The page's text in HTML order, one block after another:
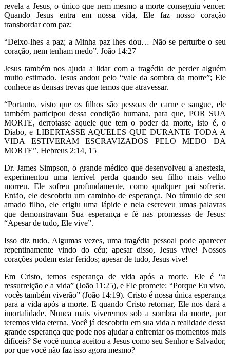
revela a Jesus, o único que nem mesmo a morte conseguiu vencer.
Quando Jesus entra em nossa vida, Ele faz nosso coração
transbordar com paz:
“Deixo-lhes a paz; a Minha paz lhes dou… Não se perturbe o seu
coração, nem tenham medo”. João 14:27
Jesus também nos ajuda a lidar com a tragédia de perder alguém
muito estimado. Jesus andou pelo “vale da sombra da morte”; Ele
conhece as densas trevas que temos que atravessar.
“Portanto, visto que os filhos são pessoas de carne e sangue, ele
também participou dessa condição humana, para que, POR SUA
MORTE, derrotasse aquele que tem o poder da morte, isto é, o
Diabo, e LIBERTASSE AQUELES QUE DURANTE TODA A
VIDA ESTIVERAM ESCRAVIZADOS PELO MEDO DA
MORTE”. Hebreus 2:14, 15
Dr. James Simpson, o grande médico que desenvolveu a anestesia,
experimentou uma terrível perda quando seu filho mais velho
morreu. Ele sofreu profundamente, como qualquer pai sofreria.
Então, ele descobriu um caminho de esperança. No túmulo de seu
amado filho, ele erigiu uma lápide e nela escreveu umas palavras
que demonstravam Sua esperança e fé nas promessas de Jesus:
“Apesar de tudo, Ele vive”.
Isso diz tudo. Algumas vezes, uma tragédia pessoal pode aparecer
repentinamente vindo do céu; apesar disso, Jesus vive! Nossos
corações podem estar feridos; apesar de tudo, Jesus vive!
Em Cristo, temos esperança de vida após a morte. Ele é “a
ressurreição e a vida” (João 11:25), e Ele promete: “Porque Eu vivo,
vocês também viverão” (João 14:19). Cristo é nossa única esperança
para a vida após a morte. E quando Cristo retornar, Ele nos dará a
imortalidade. Nunca mais viveremos sob a sombra da morte, por
teremos vida eterna. Você já descobriu em sua vida a realidade dessa
grande esperança que pode nos ajudar a enfrentar os momentos mais
difíceis? Se você nunca aceitou a Jesus como seu Senhor e Salvador,
por que você não faz isso agora mesmo?